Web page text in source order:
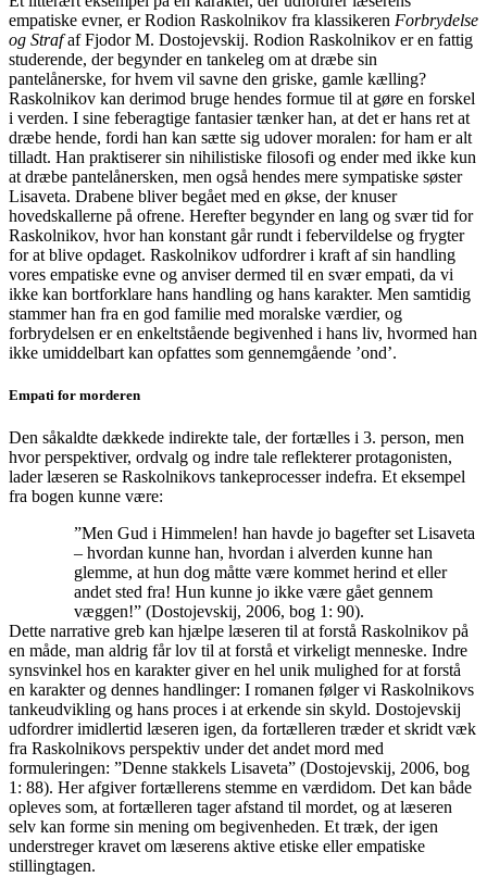
empatiske evner, er Rodion Raskolnikov fra klassikeren Forbrydelse
og Strafaf Fjodor M. Dostojevskij. Rodion Raskolnikov er en fattig
studerende, der begynder en tankeleg om at dræbe sin
pantelånerske, for hvem vil savne den griske, gamle kælling?
Raskolnikov kan derimod bruge hendes formue til at gøre en forskel
i verden. I sine feberagtige fantasier tænker han, at det er hans ret at
dræbe hende, fordi han kan sætte sig udover moralen: for ham er alt
tilladt. Han praktiserer sin nihilistiske filosofi og ender med ikke kun
at dræbe pantelånersken, men også hendes mere sympatiske søster
Lisaveta. Drabene bliver begået med en økse, der knuser
hovedskallerne på ofrene. Herefter begynder en lang og svær tid for
Raskolnikov, hvor han konstant går rundt i febervildelse og frygter
for at blive opdaget. Raskolnikov udfordrer i kraft af sin handling
vores empatiske evne og anviser dermed til en svær empati, da vi
ikke kan bortforklare hans handling og hans karakter. Men samtidig
stammer han fra en god familie med moralske værdier, og
forbrydelsen er en enkeltstående begivenhed i hans liv, hvormed han
ikke umiddelbart kan opfattes som gennemgående ’ond’.
Empati for morderen
Den såkaldte dækkede indirekte tale, der fortælles i 3. person, men
hvor perspektiver, ordvalg og indre tale reflekterer protagonisten,
lader læseren se Raskolnikovs tankeprocesser indefra. Et eksempel
fra bogen kunne være:
”Men Gud i Himmelen! han havde jo bagefter set Lisaveta
– hvordan kunne han, hvordan i alverden kunne han
glemme, at hun dog måtte være kommet herind et eller
andet sted fra! Hun kunne jo ikke være gået gennem
væggen!” (Dostojevskij, 2006, bog 1: 90).
Dette narrative greb kan hjælpe læseren til at forstå Raskolnikov på
en måde, man aldrig får lov til at forstå et virkeligt menneske. Indre
synsvinkel hos en karakter giver en hel unik mulighed for at forstå
en karakter og dennes handlinger: I romanen følger vi Raskolnikovs
tankeudvikling og hans proces i at erkende sin skyld. Dostojevskij
udfordrer imidlertid læseren igen, da fortælleren træder et skridt væk
fra Raskolnikovs perspektiv under det andet mord med
formuleringen: ”Denne stakkels Lisaveta” (Dostojevskij, 2006, bog
1: 88). Her afgiver fortællerens stemme en værdidom. Det kan både
opleves som, at fortælleren tager afstand til mordet, og at læseren
selv kan forme sin mening om begivenheden. Et træk, der igen
understreger kravet om læserens aktive etiske eller empatiske
stillingtagen.